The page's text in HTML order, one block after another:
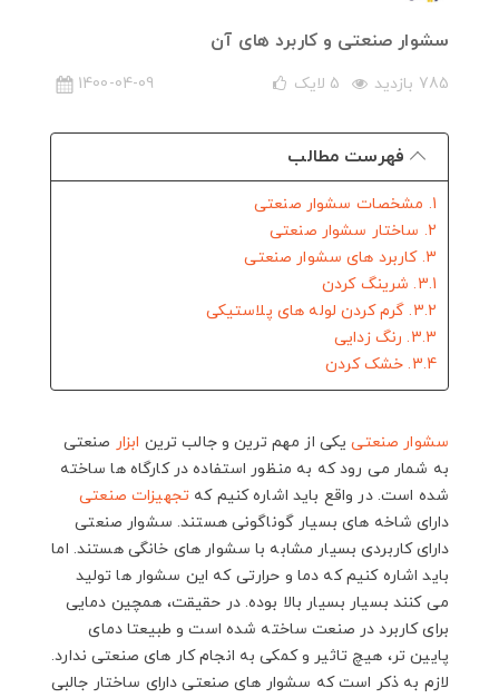
سشوار صنعتی و کاربرد های آن
785 بازدید 5 لایک 1400-04-09
فهرست مطالب
1. مشخصات سشوار صنعتی
2. ساختار سشوار صنعتی
3. کاربرد های سشوار صنعتی
3.1. شرینگ کردن
3.2. گرم کردن لوله های پلاستیکی
3.3. رنگ زدایی
3.4. خشک کردن
سشوار صنعتییکی از مهم ترین و جالب ترین ابزار صنعتی
به شمار می رود که به منظور استفاده در کارگاه ها ساخته
شده است. در واقع باید اشاره کنیم کهتجهیزات صنعتی
دارای شاخه های بسیار گوناگونی هستند. سشوار صنعتی
دارای کاربردی بسیار مشابه با سشوار های خانگی هستند. اما
باید اشاره کنیم که دما و حرارتی که این سشوار ها تولید
می کنند بسیار بسیار بالا بوده. در حقیقت، همچین دمایی
برای کاربرد در صنعت ساخته شده است و طبیعتا دمای
پایین تر، هیچ تاثیر و کمکی به انجام کار های صنعتی ندارد.
لازم به ذکر است که سشوار های صنعتی دارای ساختار جالبی